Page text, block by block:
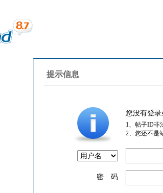
提示信息
您没有登
1、帖子ID非
2、您还不是
密 码